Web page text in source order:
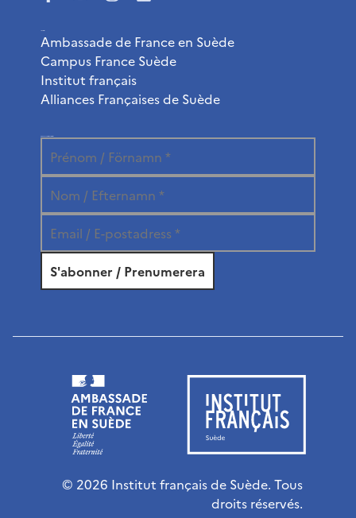
Ambassade de France en Suède
Campus France Suède
Institut français
Alliances Françaises de Suède
© 2026 Institut français de Suède. Tous
droits réservés.